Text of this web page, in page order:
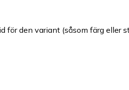
för den variant (såsom färg